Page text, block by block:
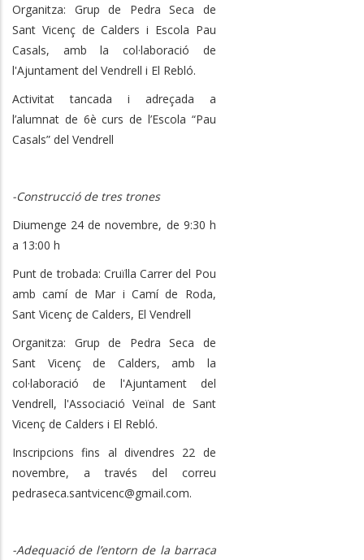
Organitza: Grup de Pedra Seca de
Sant Vicenç de Calders i Escola Pau
Casals, amb la col·laboració de
l'Ajuntament del Vendrell i El Rebló.
Activitat tancada i adreçada a
l’alumnat de 6è curs de l’Escola “Pau
Casals” del Vendrell
-Construcció de tres trones
Diumenge 24 de novembre, de 9:30 h
a 13:00 h
Punt de trobada: Cruïlla Carrer del Pou
amb camí de Mar i Camí de Roda,
Sant Vicenç de Calders, El Vendrell
Organitza: Grup de Pedra Seca de
Sant Vicenç de Calders, amb la
col·laboració de l'Ajuntament del
Vendrell, l'Associació Veïnal de Sant
Vicenç de Calders i El Rebló.
Inscripcions fins al divendres 22 de
novembre, a través del correu
pedraseca.santvicenc@gmail.com.
-Adequació de l’entorn de la barraca